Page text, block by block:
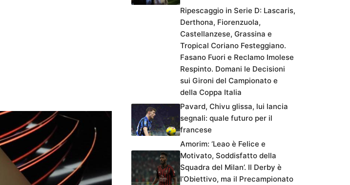
Ripescaggio in Serie D: Lascaris,
Derthona, Fiorenzuola,
Castellanzese, Grassina e
Tropical Coriano Festeggiano.
Fasano Fuori e Reclamo Imolese
Respinto. Domani le Decisioni
sui Gironi del Campionato e
della Coppa Italia
Pavard, Chivu glissa, lui lancia
segnali: quale futuro per il
francese
Amorim: ‘Leao è Felice e
Motivato, Soddisfatto della
Squadra del Milan’. Il Derby è
l’Obiettivo, ma il Precampionato